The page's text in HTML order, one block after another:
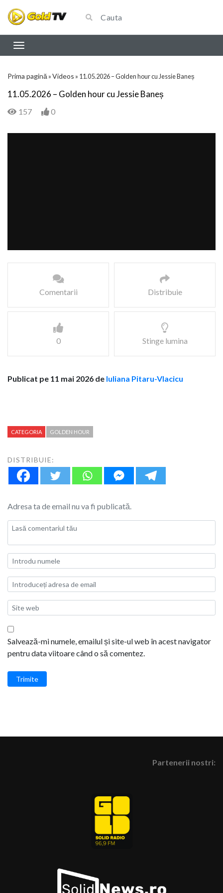
Prima pagină »Videos » 11.05.2026 – Golden hour cu Jessie Baneș
11.05.2026 – Golden hour cu Jessie Baneș
157 0
Comentarii Distribuie
0 Stinge lumina
Publicat pe 11 mai 2026 de Iuliana Pitaru-Vlacicu
CATEGORIA GOLDEN HOUR
DISTRIBUIE:
Adresa ta de email nu va fi publicată.
Salvează-mi numele, emailul și site-ul web în acest navigator
pentru data viitoare când o să comentez.
Trimite
Partenerii nostri: